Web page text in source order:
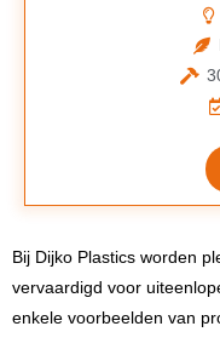
Bij Dijko Plastics worden
vervaardigd voor
enkele voorbeelden van